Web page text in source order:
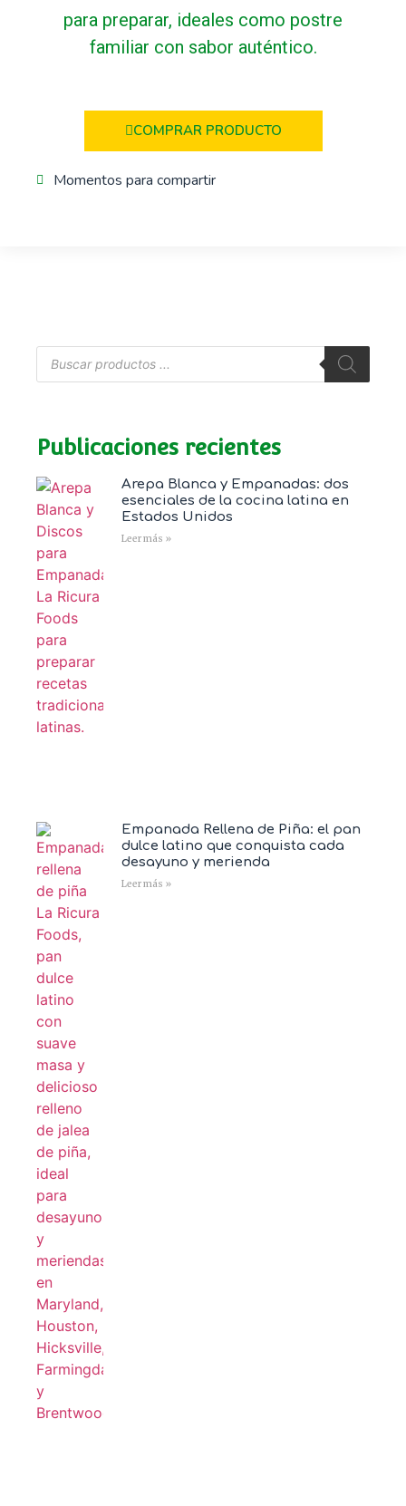
COMPRAR PRODUCTO
Momentos para compartir
Publicaciones recientes
Arepa Blanca y Empanadas: dos
esenciales de la cocina latina en
Estados Unidos
Leer más »
Empanada Rellena de Piña: el pan
dulce latino que conquista cada
desayuno y merienda
Leer más »